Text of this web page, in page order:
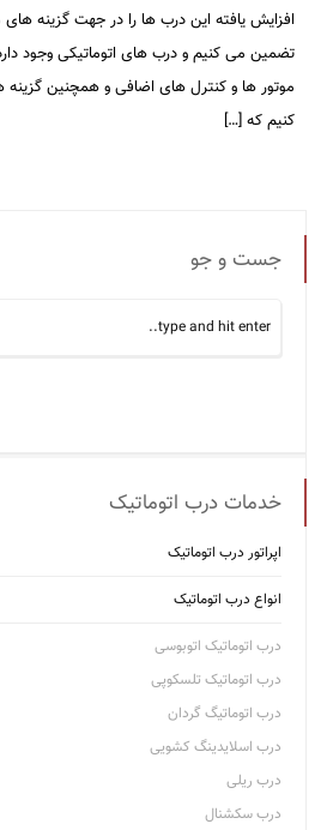
افزایش یافته این درب ها را در جهت گزینه های
تضمین می کنیم و درب های اتوماتیکی وجود
موتور ها و کنترل‌ های اضافی و همچنین
کنیم که […]
جست و جو
خدمات درب اتوماتیک
اپراتور درب اتوماتیک
انواع درب اتوماتیک
درب اتوماتیک اتوبوسی
درب اتوماتیک تلسکوپی
درب اتوماتیگ گردان
درب اسلایدینگ کشویی
درب ریلی
درب سکشنال